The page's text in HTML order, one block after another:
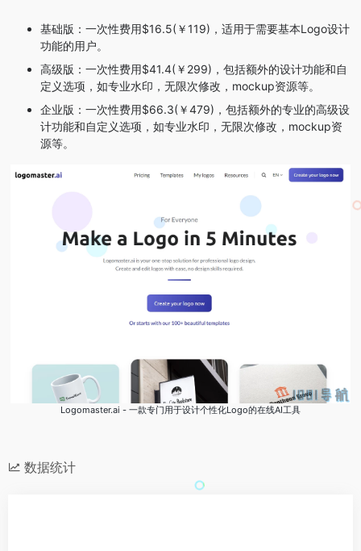
‌基础版‌：一次性费用$16.5(￥119)，适用于需要基本Logo设计
功能的用户。
‌高级版‌：一次性费用$41.4(￥299)，包括额外的设计功能和自
定义选项‌，如专业水印，无限次修改，mockup资源等。
企业版‌：一次性费用$66.3(￥479)，包括额外的专业的高级设
计功能和自定义选项‌，如专业水印，无限次修改，mockup资
源等。
Logomaster.ai‌ - 一款专门用于设计个性化Logo的在线AI工具
数据统计